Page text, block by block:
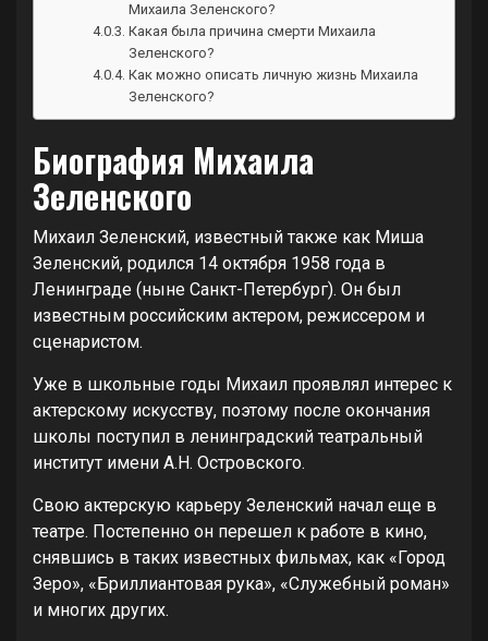
Михаила Зеленского?
Какая была причина смерти Михаила
Зеленского?
Как можно описать личную жизнь Михаила
Зеленского?
Биография Михаила
Зеленского
Михаил Зеленский, известный также как Миша
Зеленский, родился 14 октября 1958 года в
Ленинграде (ныне Санкт-Петербург). Он был
известным российским актером, режиссером и
сценаристом.
Уже в школьные годы Михаил проявлял интерес к
актерскому искусству, поэтому после окончания
школы поступил в ленинградский театральный
институт имени А.Н. Островского.
Свою актерскую карьеру Зеленский начал еще в
театре. Постепенно он перешел к работе в кино,
снявшись в таких известных фильмах, как «Город
Зеро», «Бриллиантовая рука», «Служебный роман»
и многих других.